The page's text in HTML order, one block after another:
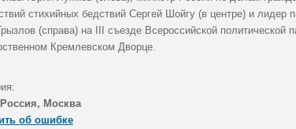
стихийных бедствий Сергей Шойгу (в центре) и
(справа) на III съезде Всероссийской
Кремлевском Дворце.
Россия, Москва
об ошибке